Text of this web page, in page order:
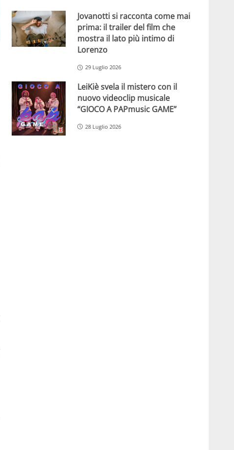
Jovanotti si racconta come mai
prima: il trailer del film che
mostra il lato più intimo di
Lorenzo
29 Luglio 2026
LeiKiè svela il mistero con il
nuovo videoclip musicale
“GIOCO A PAPmusic GAME”
28 Luglio 2026